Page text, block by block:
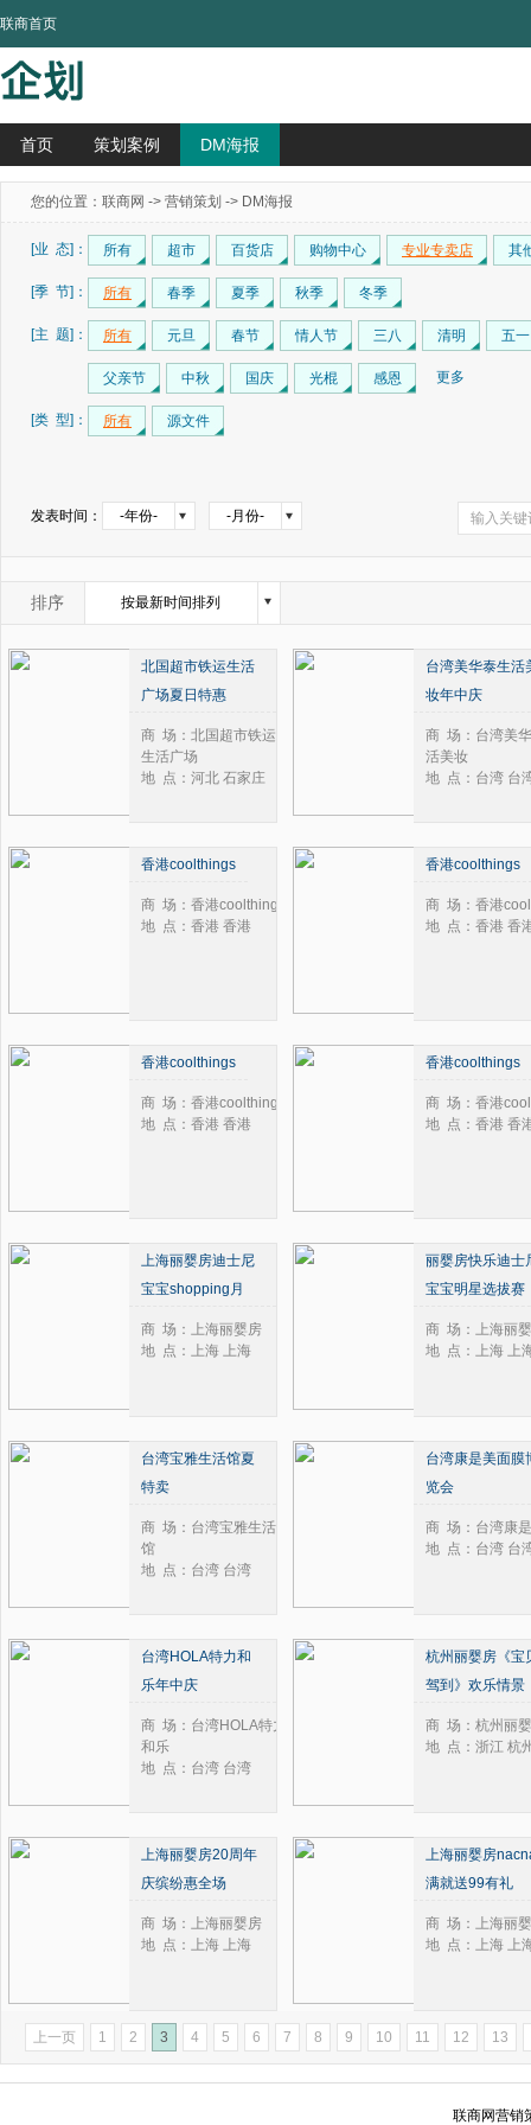
联商首页
首页 策划案例 DM海报
您的位置： 联商网 -> 营销策划 -> DM海报
[业 态]： 所有 超市 百货店 购物中心 专业专卖店 其
[季 节]： 所有 春季 夏季 秋季 冬季
[主 题]： 所有 元旦 春节 情人节 三八 清明 五一
父亲节 中秋 国庆 光棍 感恩 更多
[类 型]： 所有 源文件
发表时间：
-年份-
2006年
2007年
2008年
2009年
2010年
2011年
2012年
2013年
2016年
2018年
2019年
2022年
2024年
2026年
-月份-
4月
6月
8月
10月
排序 按最新时间排列
按评论数从高到底排列
北国超市铁运生活
广场夏日特惠
商 场：北国超市铁运
生活广场
地 点：河北 石家庄
台湾美华泰生活
妆年中庆
商 场：台湾美
活美妆
地 点：台湾 台
香港coolthings
商 场：香港coolthings
地 点：香港 香港
香港coolthings
商 场：香港
地 点：香港 香
香港coolthings
商 场：香港coolthings
地 点：香港 香港
香港coolthings
商 场：香港
地 点：香港 香
上海丽婴房迪士尼
宝宝shopping月
商 场：上海丽婴房
地 点：上海 上海
丽婴房快乐迪士
宝宝明星选拔赛
商 场：上海丽
地 点：上海 上
台湾宝雅生活馆夏
特卖
商 场：台湾宝雅生活
馆
地 点：台湾 台湾
台湾康是美面膜
览会
商 场：台湾康
地 点：台湾 台
台湾HOLA特力和
乐年中庆
商 场：台湾HOLA特力
和乐
地 点：台湾 台湾
杭州丽婴房《宝
驾到》欢乐情景
商 场：杭州丽
地 点：浙江 杭
上海丽婴房20周年
庆缤纷惠全场
商 场：上海丽婴房
地 点：上海 上海
上海丽婴房
满就送99有礼
商 场：上海丽
地 点：上海 上
上一页 1 2 3 4 5 6 7 8 9 10 11 12 13
联商网营